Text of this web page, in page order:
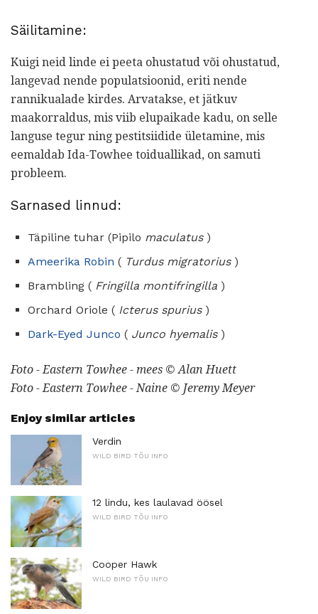
Säilitamine:
Kuigi neid linde ei peeta ohustatud või ohustatud,
langevad nende populatsioonid, eriti nende
rannikualade kirdes. Arvatakse, et jätkuv
maakorraldus, mis viib elupaikade kadu, on selle
languse tegur ning pestitsiidide ületamine, mis
eemaldab Ida-Towhee toiduallikad, on samuti
probleem.
Sarnased linnud:
Täpiline tuhar (Pipilo maculatus)
Ameerika Robin ( Turdus migratorius)
Brambling ( Fringilla montifringilla )
Orchard Oriole ( Icterus spurius)
Dark-Eyed Junco ( Junco hyemalis)
Foto - Eastern Towhee - mees © Alan Huett
Foto - Eastern Towhee - Naine © Jeremy Meyer
Enjoy similar articles
Verdin
WILD BIRD TÕU INFO
12 lindu, kes laulavad öösel
WILD BIRD TÕU INFO
Cooper Hawk
WILD BIRD TÕU INFO